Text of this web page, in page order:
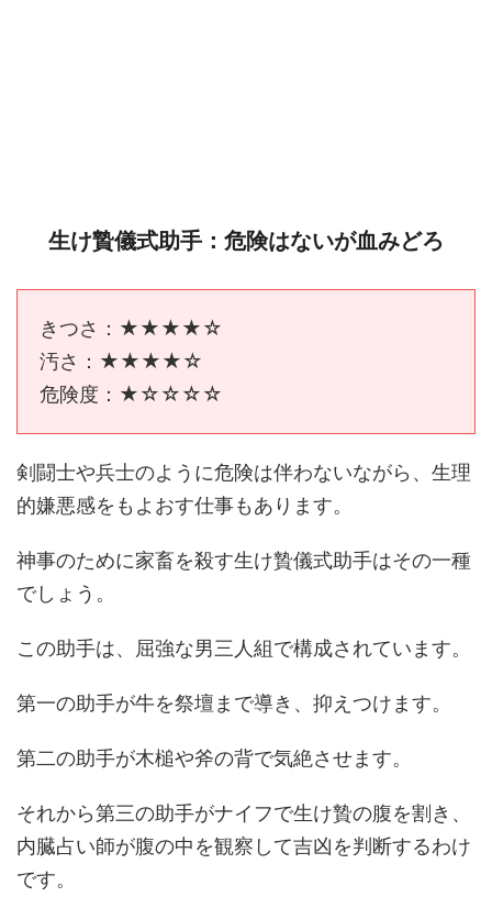
生け贄儀式助手：危険はないが血みどろ
きつさ：★★★★☆
汚さ：★★★★☆
危険度：★☆☆☆☆
剣闘士や兵士のように危険は伴わないながら、生理
的嫌悪感をもよおす仕事もあります。
神事のために家畜を殺す生け贄儀式助手はその一種
でしょう。
この助手は、屈強な男三人組で構成されています。
第一の助手が牛を祭壇まで導き、抑えつけます。
第二の助手が木槌や斧の背で気絶させます。
それから第三の助手がナイフで生け贄の腹を割き、
内臓占い師が腹の中を観察して吉凶を判断するわけ
です。